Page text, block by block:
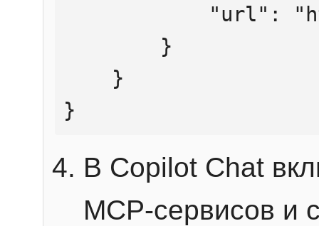
}
В Copilot Chat
MCP-сервисов и